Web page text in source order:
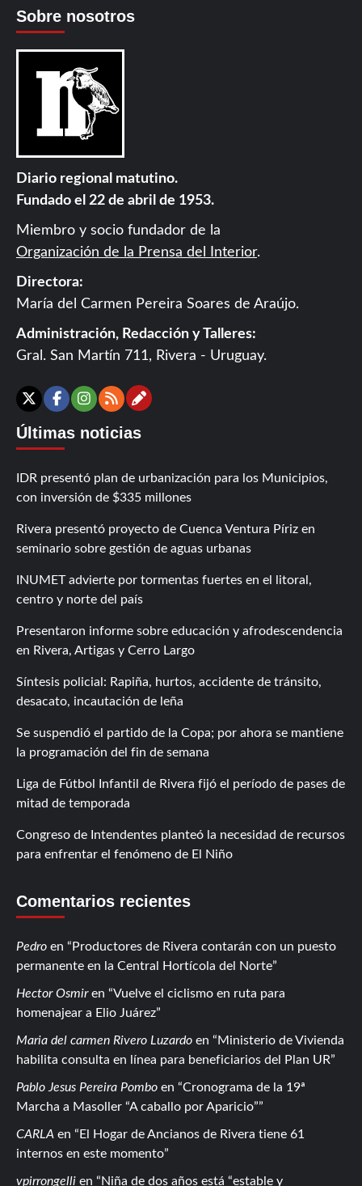
Sobre nosotros
Diario regional matutino.
Fundado el 22 de abril de 1953.
Miembro y socio fundador de la
Organización de la Prensa del Interior.
Directora:
María del Carmen Pereira Soares de Araújo.
Administración, Redacción y Talleres:
Gral. San Martín 711, Rivera - Uruguay.
X Facebook
Instagram
RSSContáctanos
Últimas noticias
IDR presentó plan de urbanización para los Municipios,
con inversión de $335 millones
Rivera presentó proyecto de Cuenca Ventura Píriz en
seminario sobre gestión de aguas urbanas
INUMET advierte por tormentas fuertes en el litoral,
centro y norte del país
Presentaron informe sobre educación y afrodescendencia
en Rivera, Artigas y Cerro Largo
Síntesis policial: Rapiña, hurtos, accidente de tránsito,
desacato, incautación de leña
Se suspendió el partido de la Copa; por ahora se mantiene
la programación del fin de semana
Liga de Fútbol Infantil de Rivera fijó el período de pases de
mitad de temporada
Congreso de Intendentes planteó la necesidad de recursos
para enfrentar el fenómeno de El Niño
Comentarios recientes
Pedro en
Productores de Rivera contarán con un puesto
permanente en la Central Hortícola del Norte
Hector Osmiren
Vuelve el ciclismo en ruta para
homenajear a Elio Juárez
Maria del carmen Rivero Luzardo en
Ministerio de Vivienda
habilita consulta en línea para beneficiarios del Plan UR
Pablo Jesus Pereira Pombo en
Cronograma de la 19ª
Marcha a Masoller “A caballo por Aparicio”
CARLA en
El Hogar de Ancianos de Rivera tiene 61
internos en este momento
vpirrongelli en Niña de dos años está “estable y